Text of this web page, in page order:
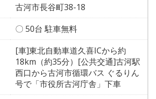
古河市長谷町38-18
〇 50台 駐車無料
[車]東北自動車道久喜ICから約
18km（約35分）[公共交通]古河駅
西口から古河市循環バス ぐるりん
号で「市役所古河庁舎」下車